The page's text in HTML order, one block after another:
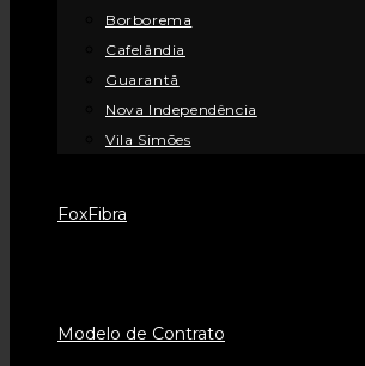
Borborema
Cafelândia
Guarantã
Nova Independência
Vila Simões
FoxFibra
Modelo de Contrato